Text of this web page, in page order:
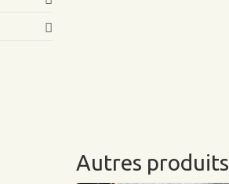
Autres produits